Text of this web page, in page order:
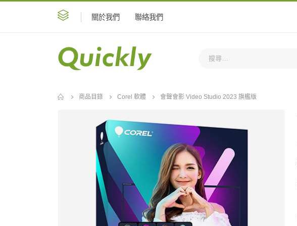
關於我們 聯絡我們
商品目錄 Corel 軟體 會聲會影 Video Studio 2023 旗艦版